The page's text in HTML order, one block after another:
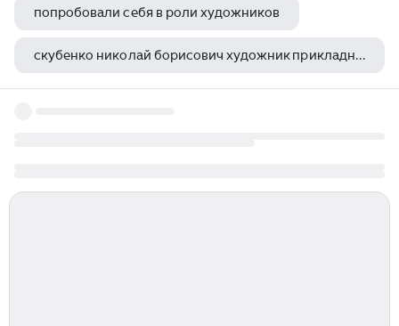
попробовали себя в роли художников
скубенко николай борисович художник прикладник